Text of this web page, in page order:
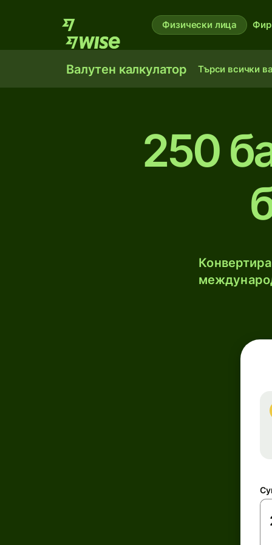
Физически лица
Валутен калкулатор Търси всички
250